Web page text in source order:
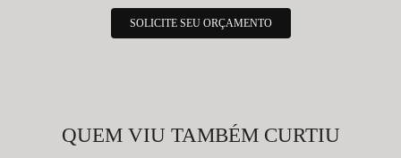
SOLICITE SEU ORÇAMENTO
QUEM VIU TAMBÉM CURTIU